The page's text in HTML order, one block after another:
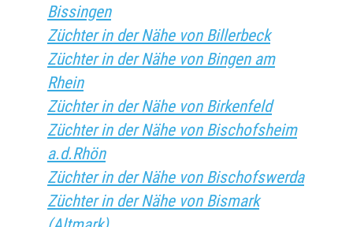
Bissingen
Züchter in der Nähe von Billerbeck
Züchter in der Nähe von Bingen am
Rhein
Züchter in der Nähe von Birkenfeld
Züchter in der Nähe von Bischofsheim
a.d.Rhön
Züchter in der Nähe von Bischofswerda
Züchter in der Nähe von Bismark